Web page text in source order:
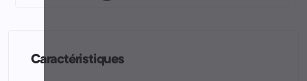
Caractéristiques